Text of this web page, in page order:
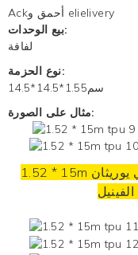
Ackأحمق و elielivery
بيع الوحدات:
لفافة
نوع الحزمة:
سم1.55*14.5*14.5
مثال على الصورة:
1.52 * 15m رقائق معالجة بطبقة رقيقة من البولي يوريثان
الفينيل